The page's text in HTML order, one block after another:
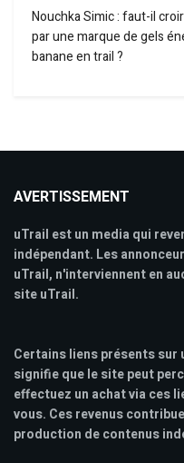
Nouchka Simic : faut-il
par une marque de gels
banane en trail ?
AVERTISSEMENT
uTrail est un media qui
indépendant. Les
uTrail, n'interviennent en
site uTrail.
Certains liens présents sur
signifie que le site peut
effectuez un achat via ces
vous. Ces revenus
production de contenus